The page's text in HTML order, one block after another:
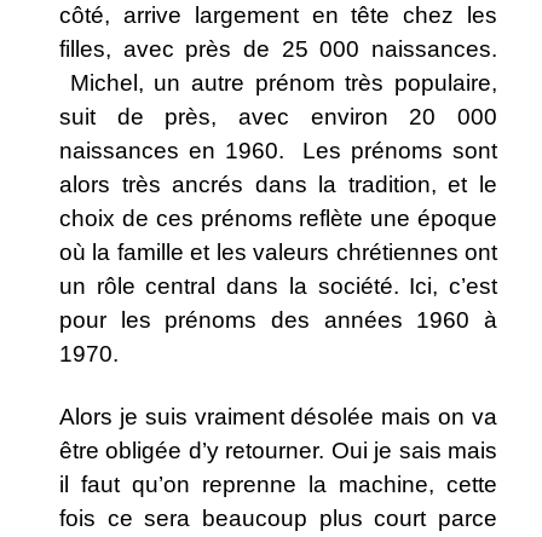
côté, arrive largement en tête chez les
filles, avec près de 25 000 naissances.
Michel, un autre prénom très populaire,
suit de près, avec environ 20 000
naissances en 1960. Les prénoms sont
alors très ancrés dans la tradition, et le
choix de ces prénoms reflète une époque
où la famille et les valeurs chrétiennes ont
un rôle central dans la société. Ici, c’est
pour les prénoms des années 1960 à
1970.
Alors je suis vraiment désolée mais on va
être obligée d’y retourner. Oui je sais mais
il faut qu’on reprenne la machine, cette
fois ce sera beaucoup plus court parce